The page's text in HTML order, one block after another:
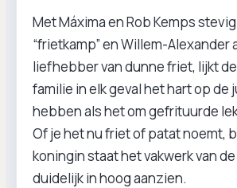
Met Máxima en Rob Kemps
“frietkamp” en Willem-Alexander
liefhebber van dunne friet, lijkt
familie in elk geval het hart op de
hebben als het om gefrituurde
Of je het nu friet of patat noemt,
koningin staat het vakwerk van
duidelijk in hoog aanzien.